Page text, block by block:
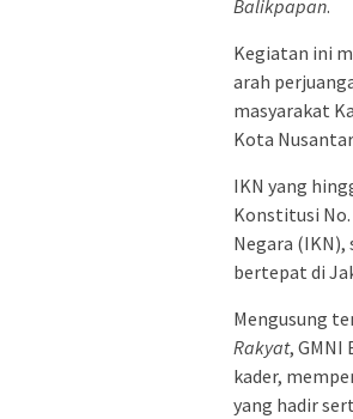
Balikpapan.
Kegiatan ini
arah
masyarakat
Kota
IKN yang
Konstitusi
Negara
bertepat di
Mengusung
Rakyat,
kader,
yang hadir